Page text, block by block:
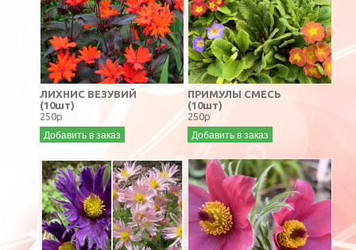
ЛИХНИС ВЕЗУВИЙ
(10шт)
250р
Добавить в заказ
ПРИМУЛЫ СМЕСЬ
(10шт)
250р
Добавить в заказ